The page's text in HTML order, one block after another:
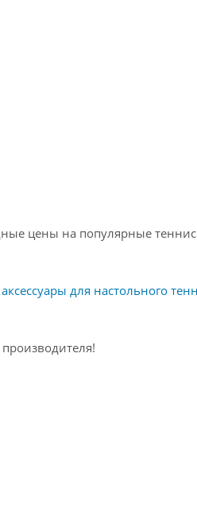
цены на популярные
аксессуары для настольного